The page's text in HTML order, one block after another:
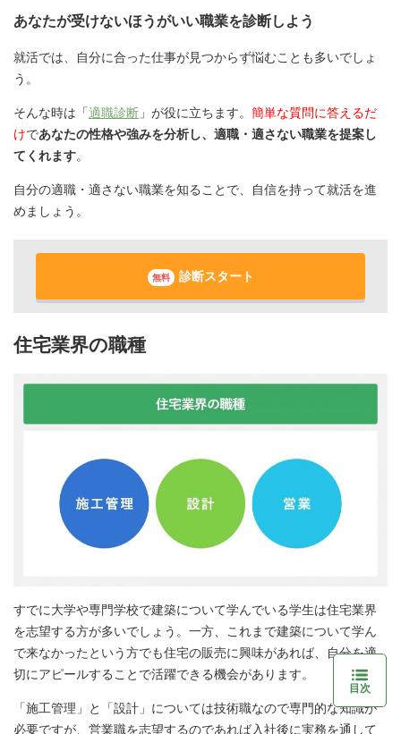
あなたが受けないほうがいい職業を診断しよう
就活では、自分に合った仕事が見つからず悩むことも多いでしょ
う。
そんな時は「適職診断 」が役に立ちます。 簡単な質問に答えるだ
けであなたの性格や強みを分析し、適職・適さない職業を提案し
てくれます。
自分の適職・適さない職業を知ることで、自信を持って就活を進
めましょう。
無料 診断スタート
住宅業界の職種
すでに大学や専門学校で建築について学んでいる学生は住宅業界
を志望する方が多いでしょう。一方、これまで建築について学ん
で来なかったという方でも住宅の販売に興味があれば、自分を適
切にアピールすることで活躍できる機会があります。
「施工管理」と「設計」については技術職なので専門的な知識が
必要ですが、営業職を志望するのであれば入社後に実務を通して
目次